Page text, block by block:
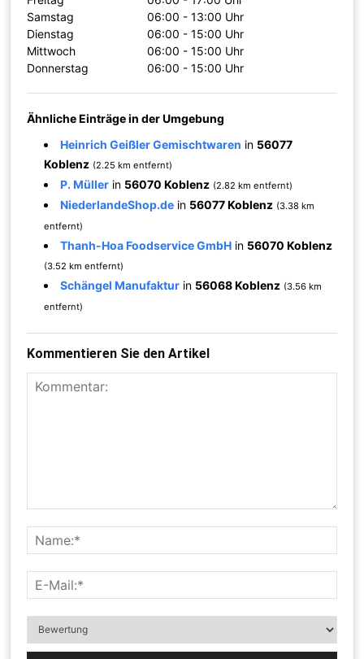
Samstag
06:00 - 13:00 Uhr
Dienstag
06:00 - 15:00 Uhr
Mittwoch
06:00 - 15:00 Uhr
Donnerstag
06:00 - 15:00 Uhr
Ähnliche Einträge in der Umgebung
Heinrich Geißler Gemischtwaren in 56077
Koblenz (2.25 km entfernt)
P. Müller in 56070 Koblenz (2.82 km entfernt)
NiederlandeShop.de in 56077 Koblenz (3.38 km
entfernt)
Thanh-Hoa Foodservice GmbH in 56070 Koblenz
(3.52 km entfernt)
Schängel Manufaktur in 56068 Koblenz (3.56 km
entfernt)
Kommentieren Sie den Artikel